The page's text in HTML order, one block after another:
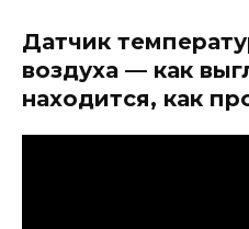
Датчик
воздуха — как
находится, как